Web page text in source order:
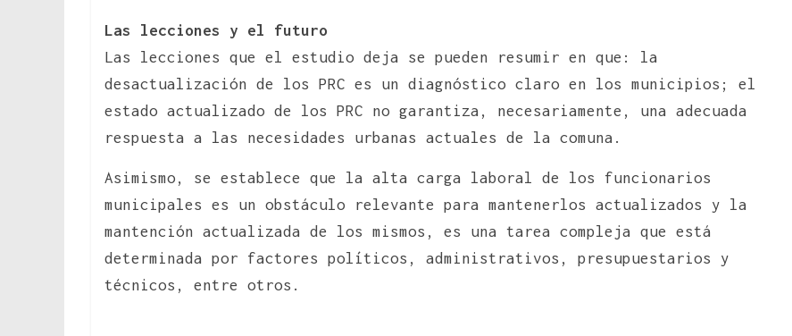
Las lecciones y el futuro
Las lecciones que el estudio deja se pueden resumir en que: la
desactualización de los PRC es un diagnóstico claro en los municipios; el
estado actualizado de los PRC no garantiza, necesariamente, una adecuada
respuesta a las necesidades urbanas actuales de la comuna.
Asimismo, se establece que la alta carga laboral de los funcionarios
municipales es un obstáculo relevante para mantenerlos actualizados y la
mantención actualizada de los mismos, es una tarea compleja que está
determinada por factores políticos, administrativos, presupuestarios y
técnicos, entre otros.